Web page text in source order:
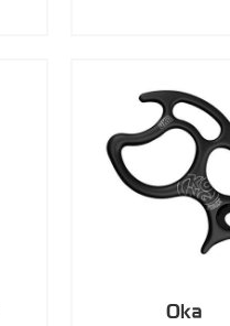
Oka